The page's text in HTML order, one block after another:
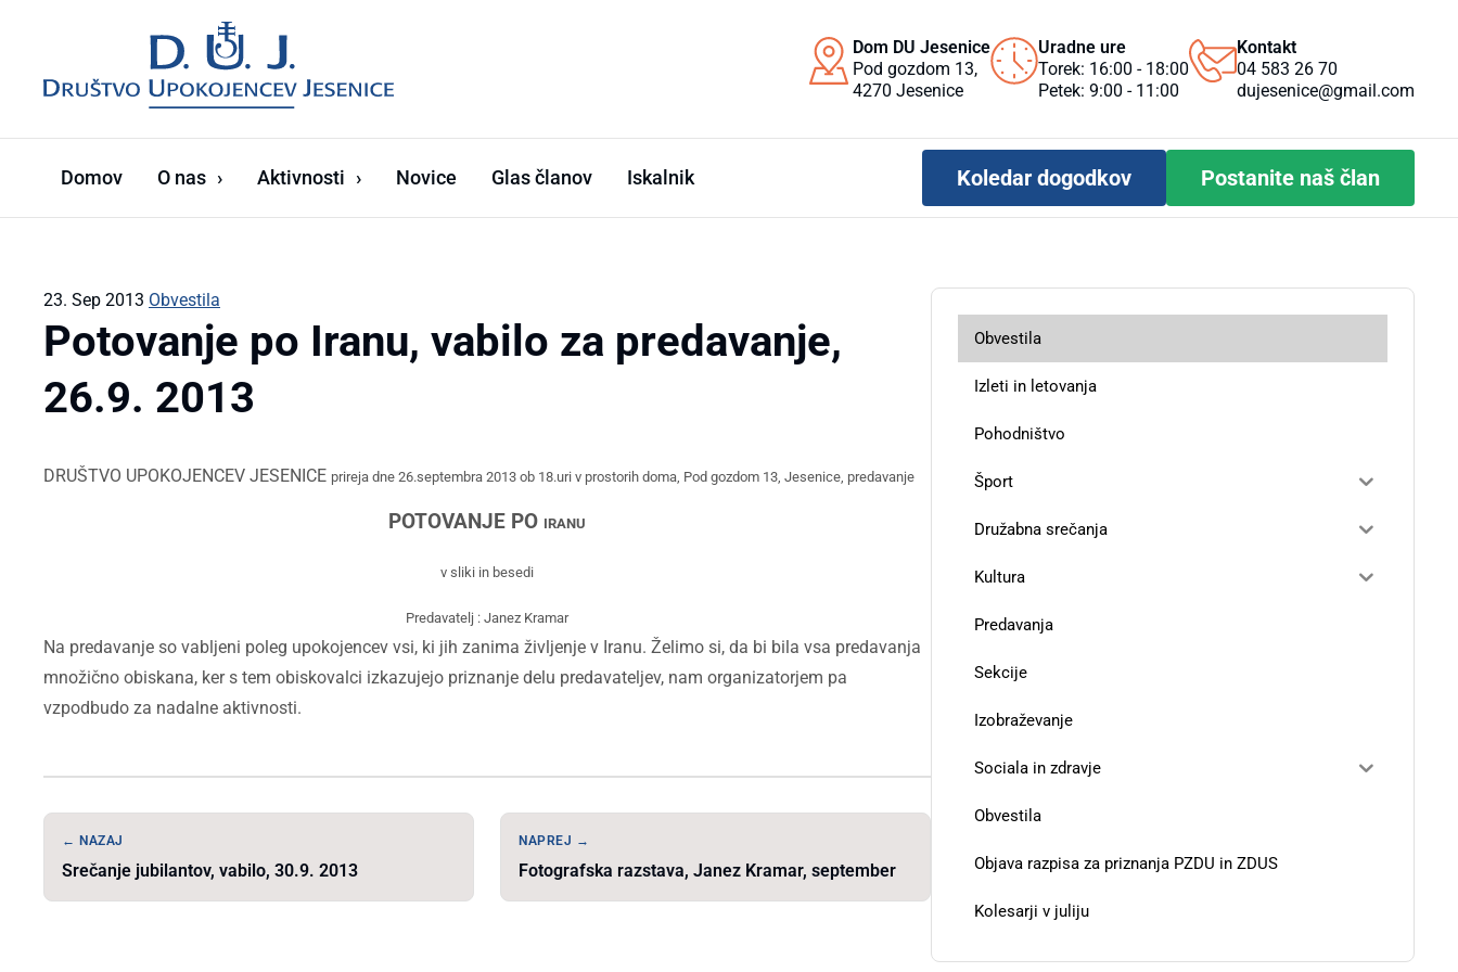
Dom DU Jesenice
Pod gozdom 13,
4270 Jesenice
Uradne ure
Torek: 16:00 - 18:00
Petek: 9:00 - 11:00
Kontakt
04 583 26 70
dujesenice@gmail.com
Koledar dogodkov Postanite naš član
Domov O nas Aktivnosti Novice Glas članov Iskalnik
23. Sep 2013 Obvestila
Potovanje po Iranu, vabilo za predavanje,
26.9. 2013
DRUŠTVO UPOKOJENCEV JESENICE prireja dne 26.septembra 2013 ob 18.uri v prostorih doma, Pod gozdom 13, Jesenice, predavanje
POTOVANJE PO IRANU
v sliki in besedi
Predavatelj : Janez Kramar
Na predavanje so vabljeni poleg upokojencev vsi, ki jih zanima življenje v Iranu. Želimo si, da bi bila vsa predavanja
množično obiskana, ker s tem obiskovalci izkazujejo priznanje delu predavateljev, nam organizatorjem pa
vzpodbudo za nadalne aktivnosti.
← NAZAJ
Srečanje jubilantov, vabilo, 30.9. 2013
NAPREJ →
Fotografska razstava, Janez Kramar, september
Obvestila
Izleti in letovanja
Pohodništvo
Šport
Družabna srečanja
Kultura
Predavanja
Sekcije
Izobraževanje
Sociala in zdravje
Obvestila
Objava razpisa za priznanja PZDU in ZDUS
Kolesarji v juliju